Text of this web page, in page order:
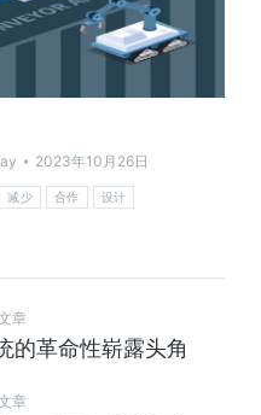
2023年10月26日
减少 合作 设计
章
的革命性崭露头角
章